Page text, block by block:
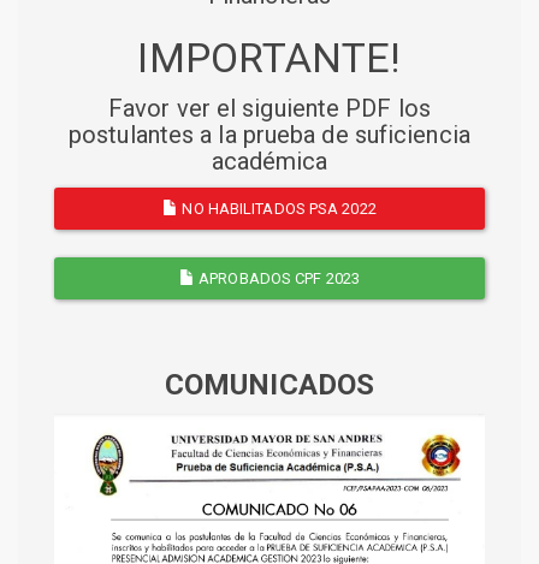
IMPORTANTE!
Favor ver el siguiente PDF los
postulantes a la prueba de suficiencia
académica
NO HABILITADOS PSA 2022
APROBADOS CPF 2023
COMUNICADOS